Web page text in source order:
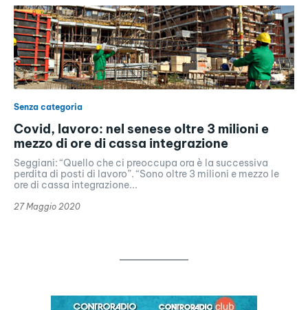
Senza categoria
Covid, lavoro: nel senese oltre 3 milioni e
mezzo di ore di cassa integrazione
Seggiani: “Quello che ci preoccupa ora è la successiva
perdita di posti di lavoro”. “Sono oltre 3 milioni e mezzo le
ore di cassa integrazione...
27 Maggio 2020